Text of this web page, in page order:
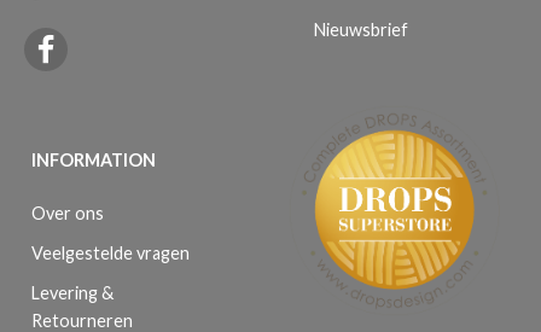
INFORMATION
Over ons
Veelgestelde vragen
Levering &
Retourneren
Nieuwsbrief